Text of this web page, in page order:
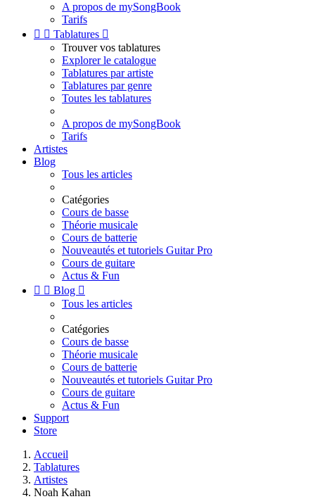
A propos de mySongBook
Tarifs
  Tablatures 
Trouver vos tablatures
Explorer le catalogue
Tablatures par artiste
Tablatures par genre
Toutes les tablatures
A propos de mySongBook
Tarifs
Artistes
Blog
Tous les articles
Catégories
Cours de basse
Théorie musicale
Cours de batterie
Nouveautés et tutoriels Guitar Pro
Cours de guitare
Actus & Fun
  Blog 
Tous les articles
Catégories
Cours de basse
Théorie musicale
Cours de batterie
Nouveautés et tutoriels Guitar Pro
Cours de guitare
Actus & Fun
Support
Store
Accueil
Tablatures
Artistes
Noah Kahan